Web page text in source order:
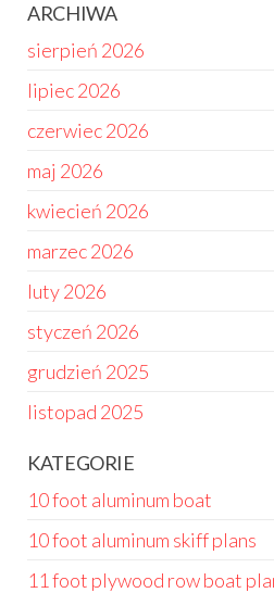
ARCHIWA
sierpień 2026
lipiec 2026
czerwiec 2026
maj 2026
kwiecień 2026
marzec 2026
luty 2026
styczeń 2026
grudzień 2025
listopad 2025
KATEGORIE
10 foot aluminum boat
10 foot aluminum skiff plans
11 foot plywood row boat